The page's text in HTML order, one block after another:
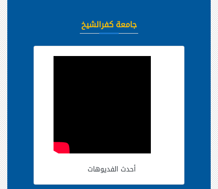
جامعة كفرالشيخ
أحدث الفديوهات